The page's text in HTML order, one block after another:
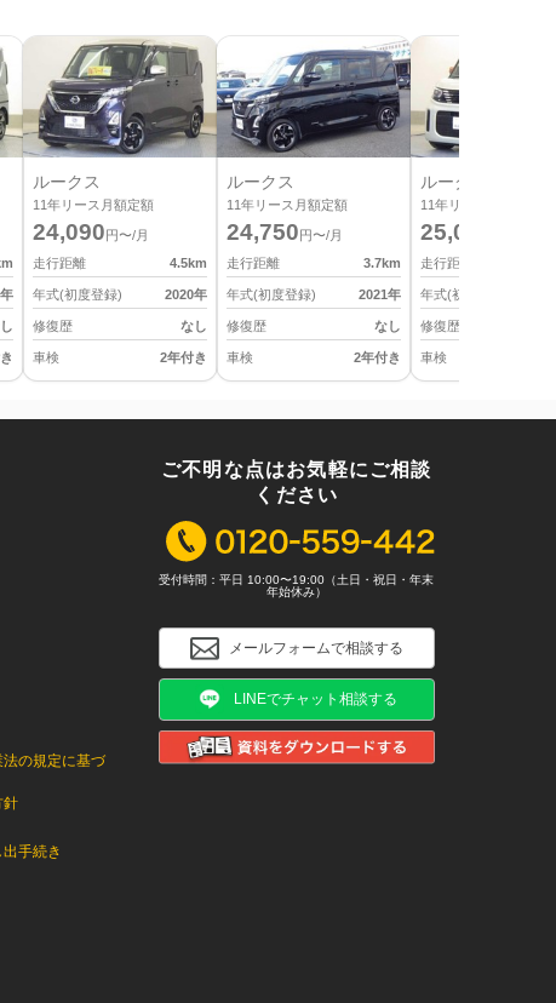
年
ルークス
11年リース月額定額
24,090 円〜/月
走行距離
4.5km
年式(初度登録) 2020年
修復歴 なし
車検 2年付き
ルークス
11年リース月額定額
24,750 円〜/月
走行距離
3.7km
年式(初度登録) 2021年
修復歴 なし
車検 2年付き
ルークス
11年リース月額定額
25,080
走行距離
年式(初度登録)
修復歴
車検
の規定に基づ
針
手続き
ご不明な点はお気軽にご相談
ください
受付時間：平日 10:00〜19:00（土日・祝日・年末
年始休み）
メールフォームで相談する
LINEでチャット相談する